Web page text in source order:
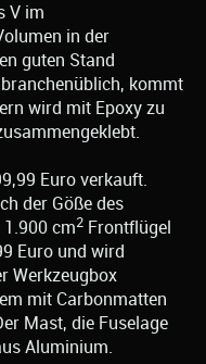
V im
in der
guten Stand
kommt
wird mit Epoxy zu
Euro verkauft.
der Göße des
cm2 Frontflügel
Euro und wird
Werkzeugbox
mit Carbonmatten
Mast, die Fuselage
Aluminium.